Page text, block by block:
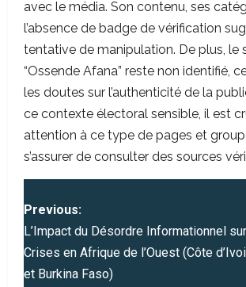
avec le média. Son contenu, ses
l’absence de badge de vérification
tentative de manipulation. De plus, le
“Ossende Afana” reste non identifié,
les doutes sur l’authenticité de la
ce contexte électoral sensible, il est
attention à ce type de pages et
s’assurer de consulter des sources
P
o
s
Previous:
L’Impact du Désordre Informationnel
Crises en Afrique de l’Ouest (Côte
et Burkina Faso)